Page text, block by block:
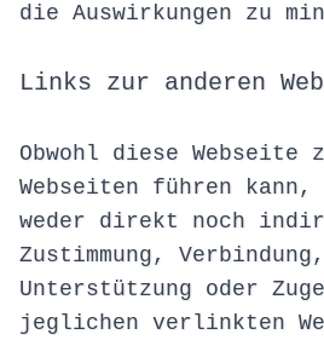
die Auswirkungen zu
Links zur anderen
Obwohl diese Webseite
Webseiten führen
weder direkt noch
Zustimmung,
Unterstützung oder
jeglichen verlinkten